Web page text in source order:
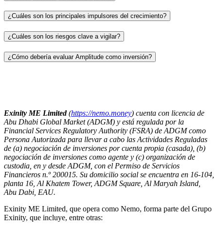
¿Cuáles son los principales impulsores del crecimiento?
¿Cuáles son los riesgos clave a vigilar?
¿Cómo debería evaluar Amplitude como inversión?
Exinity ME Limited(https://nemo.money) cuenta con licencia de
Abu Dhabi Global Market (ADGM) y está regulada por la
Financial Services Regulatory Authority (FSRA) de ADGM como
Persona Autorizada para llevar a cabo las Actividades Reguladas
de (a) negociación de inversiones por cuenta propia (casada), (b)
negociación de inversiones como agente y (c) organización de
custodia, en y desde ADGM, con el Permiso de Servicios
Financieros n.º 200015. Su domicilio social se encuentra en 16-104,
planta 16, Al Khatem Tower, ADGM Square, Al Maryah Island,
Abu Dabi, EAU.
Exinity ME Limited, que opera como Nemo, forma parte del Grupo
Exinity, que incluye, entre otras: